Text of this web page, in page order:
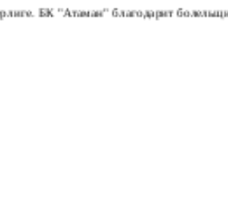
"Атаман" благодарит болельщиков за